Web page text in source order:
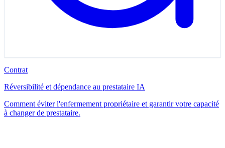
Contrat
Réversibilité et dépendance au prestataire IA
Comment éviter l'enfermement propriétaire et garantir votre capacité
à changer de prestataire.